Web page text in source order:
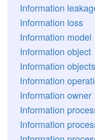
Information
Information loss
Information model
Information object
Information objects
Information
Information owner
Information
Information